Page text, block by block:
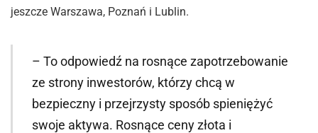
jeszcze Warszawa, Poznań i Lublin.
– To odpowiedź na rosnące zapotrzebowanie
ze strony inwestorów, którzy chcą w
bezpieczny i przejrzysty sposób spieniężyć
swoje aktywa. Rosnące ceny złota i